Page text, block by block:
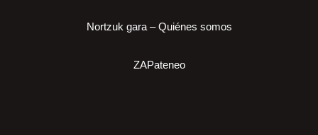
Nortzuk gara – Quiénes somos
ZAPateneo